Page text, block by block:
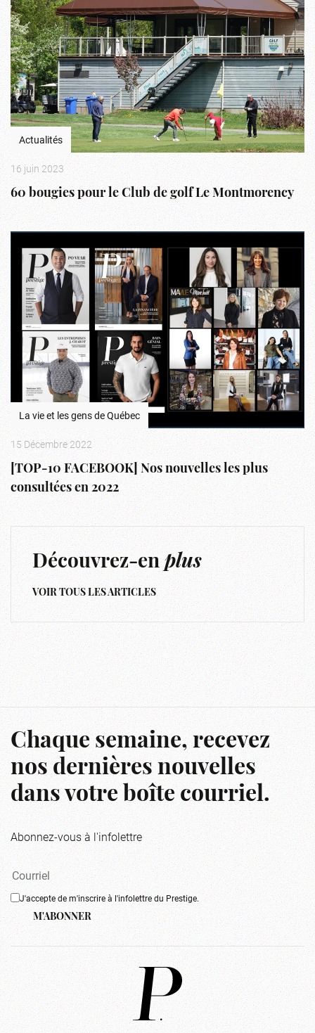
Actualités
16 juin 2023
60 bougies pour le Club de golf Le Montmorency
La vie et les gens de Québec
15 Décembre 2022
[TOP-10 FACEBOOK] Nos nouvelles les plus
consultées en 2022
Découvrez-enplus
VOIR TOUS LES ARTICLES
Chaque semaine, recevez
nos dernières nouvelles
dans votre boîte courriel.
Abonnez-vous à l'infolettre
J'accepte de m'inscrire à l'infolettre du Prestige.
M'ABONNER